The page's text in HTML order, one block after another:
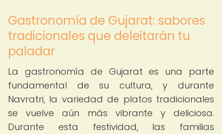
Gastronomía de Gujarat: sabores
tradicionales que deleitarán tu
paladar
La gastronomía de Gujarat es una parte
fundamental de su cultura, y durante
Navratri, la variedad de platos tradicionales
se vuelve aún más vibrante y deliciosa.
Durante esta festividad, las familias